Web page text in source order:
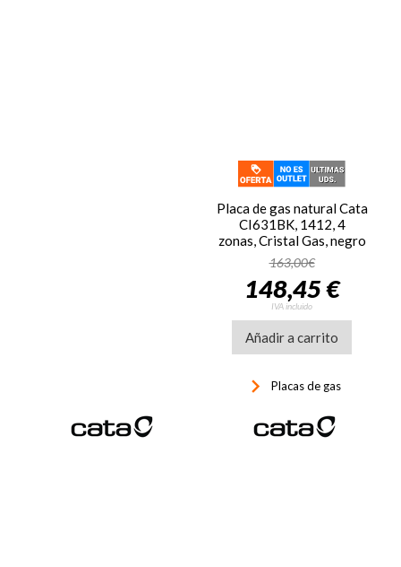
Placa de gas natural Cata
CI631BK, 1412, 4
zonas, Cristal Gas, negro
163,00€
148,45 €
IVA incluido
Añadir a carrito
keyboard_arrow_right Placas de gas